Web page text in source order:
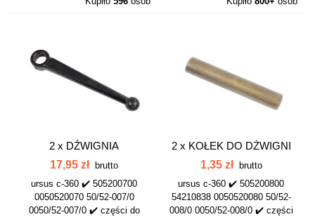
2 x DŹWIGNIA
WŁĄCZAJĄCA
17,95 zł
brutto
ursus c-360 ✔️ 505200700
0050520070 50/52-007/0
0050/52-007/0 ✔️ części do
2 x KOŁEK DO DŻWIGNI
WŁĄCZAJĄCEJ...
1,35 zł
brutto
ursus c-360 ✔️ 505200800
54210838 0050520080 50/52-
008/0 0050/52-008/0 ✔️ części